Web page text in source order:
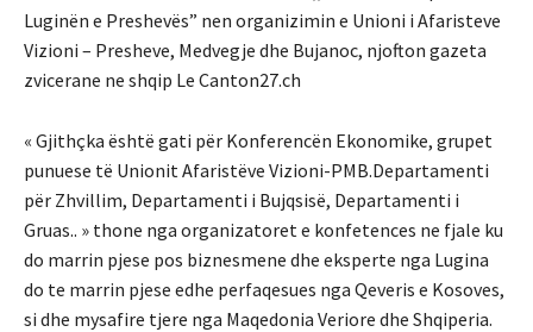
Luginën e Preshevës” nen organizimin e Unioni i Afaristeve
Vizioni – Presheve, Medvegje dhe Bujanoc, njofton gazeta
zvicerane ne shqip Le Canton27.ch
« Gjithçka është gati për Konferencën Ekonomike, grupet
punuese të Unionit Afaristëve Vizioni-PMB.Departamenti
për Zhvillim, Departamenti i Bujqsisë, Departamenti i
Gruas.. » thone nga organizatoret e konfetences ne fjale ku
do marrin pjese pos biznesmene dhe eksperte nga Lugina
do te marrin pjese edhe perfaqesues nga Qeveris e Kosoves,
si dhe mysafire tjere nga Maqedonia Veriore dhe Shqiperia.